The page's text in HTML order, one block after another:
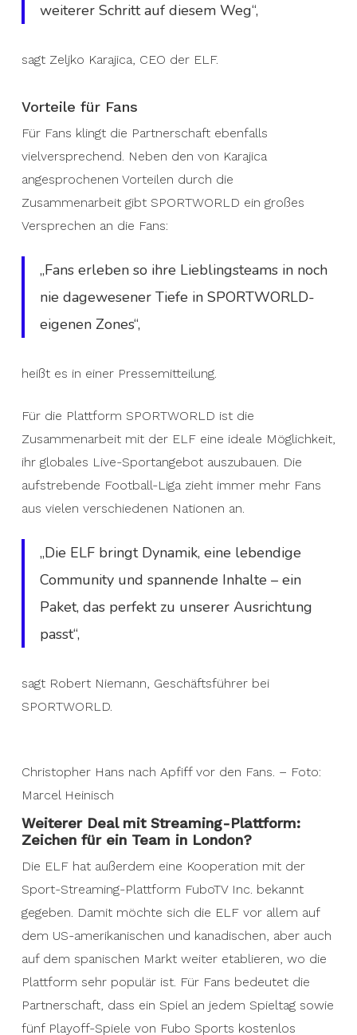
weiterer Schritt auf diesem Weg“,
sagt Zeljko Karajica, CEO der ELF.
Vorteile für Fans
Für Fans klingt die Partnerschaft ebenfalls
vielversprechend. Neben den von Karajica
angesprochenen Vorteilen durch die
Zusammenarbeit gibt SPORTWORLD ein großes
Versprechen an die Fans:
„Fans erleben so ihre Lieblingsteams in noch
nie dagewesener Tiefe in SPORTWORLD-
eigenen Zones“,
heißt es in einer Pressemitteilung.
Für die Plattform SPORTWORLD ist die
Zusammenarbeit mit der ELF eine ideale Möglichkeit,
ihr globales Live-Sportangebot auszubauen. Die
aufstrebende Football-Liga zieht immer mehr Fans
aus vielen verschiedenen Nationen an.
„Die ELF bringt Dynamik, eine lebendige
Community und spannende Inhalte – ein
Paket, das perfekt zu unserer Ausrichtung
passt“,
sagt Robert Niemann, Geschäftsführer bei
SPORTWORLD.
Christopher Hans nach Apfiff vor den Fans. – Foto:
Marcel Heinisch
Weiterer Deal mit Streaming-Plattform:
Zeichen für ein Team in London?
Die ELF hat außerdem eine Kooperation mit der
Sport-Streaming-Plattform FuboTV Inc. bekannt
gegeben. Damit möchte sich die ELF vor allem auf
dem US-amerikanischen und kanadischen, aber auch
auf dem spanischen Markt weiter etablieren, wo die
Plattform sehr populär ist. Für Fans bedeutet die
Partnerschaft, dass ein Spiel an jedem Spieltag sowie
fünf Playoff-Spiele von Fubo Sports kostenlos